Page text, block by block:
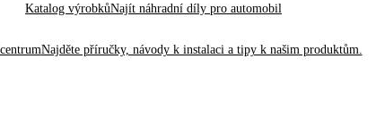
Katalog výrobkůNajít náhradní díly pro automobil
Najděte příručky, návody k instalaci a tipy k našim produktům.